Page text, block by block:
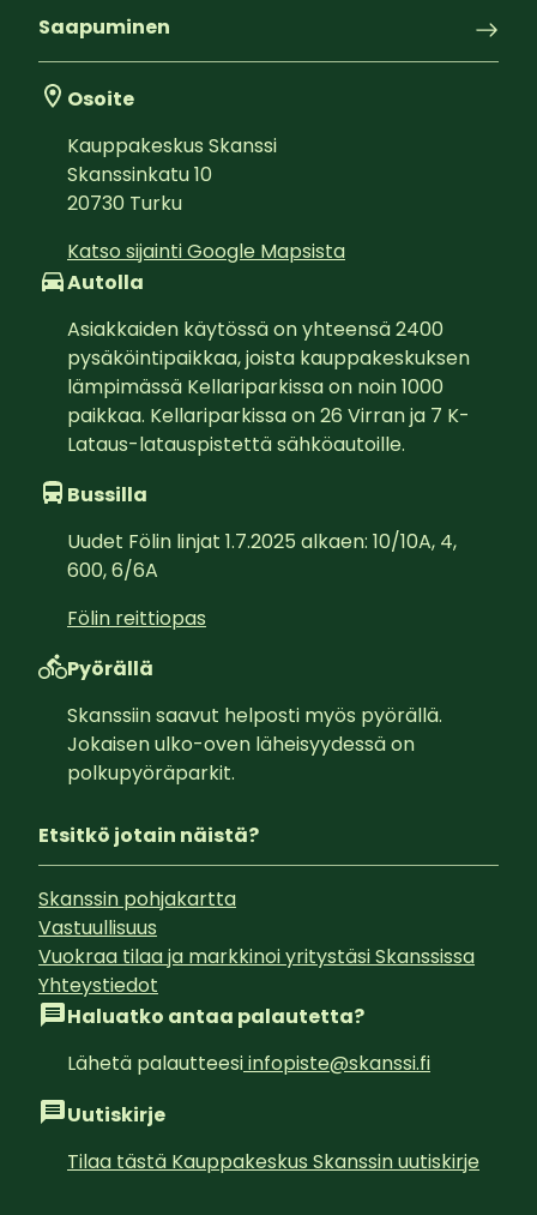
Saapuminen
Osoite
Kauppakeskus Skanssi
Skanssinkatu 10
20730 Turku
Katso sijainti Google Mapsista
Autolla
Asiakkaiden käytössä on yhteensä 2400
pysäköintipaikkaa, joista kauppakeskuksen
lämpimässä Kellariparkissa on noin 1000
paikkaa. Kellariparkissa on 26 Virran ja 7 K-
Lataus-latauspistettä sähköautoille.
Bussilla
Uudet Fölin linjat 1.7.2025 alkaen: 10/10A, 4,
600, 6/6A
Fölin reittiopas
Pyörällä
Skanssiin saavut helposti myös pyörällä.
Jokaisen ulko-oven läheisyydessä on
polkupyöräparkit.
Etsitkö jotain näistä?
Skanssin pohjakartta
Vastuullisuus
Vuokraa tilaa ja markkinoi yritystäsi Skanssissa
Yhteystiedot
Haluatko antaa palautetta?
Lähetä palautteesiinfopiste@skanssi.fi
Uutiskirje
Tilaa tästä Kauppakeskus Skanssin uutiskirje